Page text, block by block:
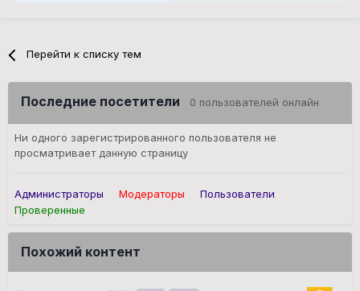
Перейти к списку тем
Последние посетители 0 пользователей онлайн
Ни одного зарегистрированного пользователя не
просматривает данную страницу
Администраторы Модераторы
Пользователи
Проверенные
Похожий контент